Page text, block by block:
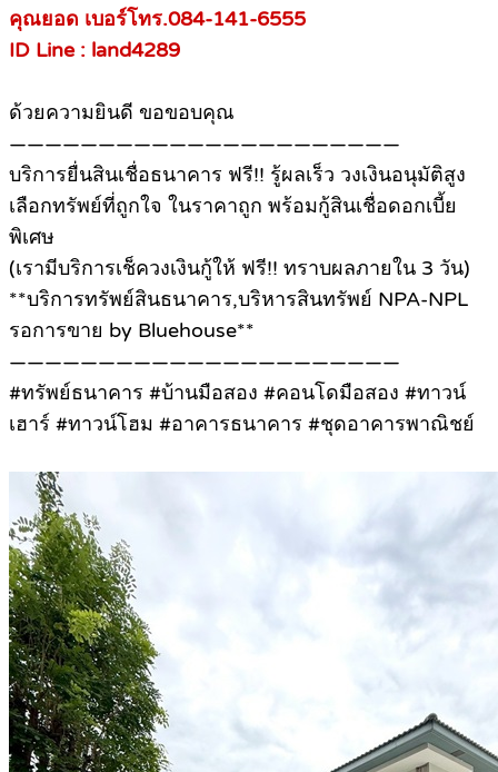
คุณยอด เบอร์โทร.084-141-6555
ID Line : land4289
ด้วยความยินดี ขอขอบคุณ
——————————————————————
บริการยื่นสินเชื่อธนาคาร ฟรี!! รู้ผลเร็ว วงเงินอนุมัติสูง
เลือกทรัพย์ที่ถูกใจ ในราคาถูก พร้อมกู้สินเชื่อดอกเบี้ย
พิเศษ
(เรามีบริการเช็ควงเงินกู้ให้ ฟรี!! ทราบผลภายใน 3 วัน)
**บริการทรัพย์สินธนาคาร,บริหารสินทรัพย์ NPA-NPL
รอการขาย by Bluehouse**
——————————————————————
#ทรัพย์ธนาคาร #บ้านมือสอง #คอนโดมือสอง #ทาวน์
เฮาร์ #ทาวน์โฮม #อาคารธนาคาร #ชุดอาคารพาณิชย์